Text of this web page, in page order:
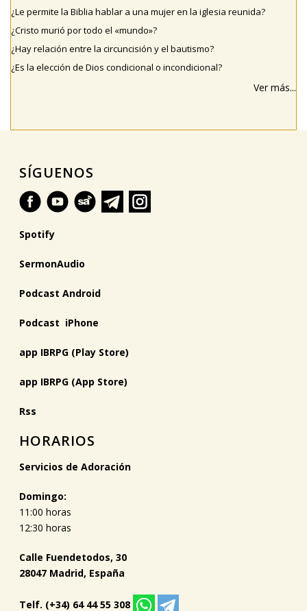
¿Le permite la Biblia hablar a una mujer en la iglesia reunida?
¿Cristo murió por todo el «mundo»?
¿Hay relación entre la circuncisión y el bautismo?
¿Es la elección de Dios condicional o incondicional?
Ver más...
SÍGUENOS
Spotify
SermonAudio
Podcast Android
Podcast iPhone
app IBRPG (Play Store)
app IBRPG (App Store)
Rss
HORARIOS
Servicios de Adoración
Domingo:
11:00 horas
12:30 horas
Calle Fuendetodos, 30
28047 Madrid, España
Telf. (+34) 64 44 55 308